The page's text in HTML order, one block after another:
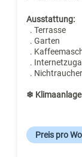
Ausstattung:
. Terrasse
. Garten
.
.
. Nichtraucher
❄ Klimaanlage
Preis pro